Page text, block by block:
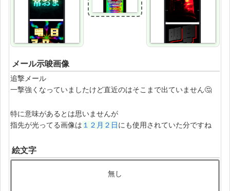
メール示唆画像
追撃メール
一撃強くなっていましたけど直近のはそこまで出ていません🤔
特に意味があるとは思いませんが
指先が光ってる画像は １２月２日にも使用されていた分ですね
絵文字
無し